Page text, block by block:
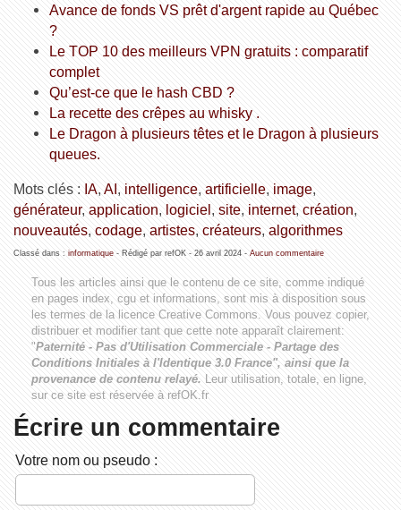
Avance de fonds VS prêt d'argent rapide au Québec
?
Le TOP 10 des meilleurs VPN gratuits : comparatif
complet
Qu’est-ce que le hash CBD ?
La recette des crêpes au whisky .
Le Dragon à plusieurs têtes et le Dragon à plusieurs
queues.
Mots clés : IA, AI , intelligence, artificielle, image,
générateur, application, logiciel , site, internet, création,
nouveautés, codage, artistes, créateurs, algorithmes
Classé dans : informatique- Rédigé par refOK - 26 avril 2024- Aucun commentaire
Tous les articles ainsi que le contenu de ce site, comme indiqué
en pages index, cgu et informations, sont mis à disposition sous
les termes de la licence Creative Commons. Vous pouvez copier,
distribuer et modifier tant que cette note apparaît clairement:
"Paternité - Pas d'Utilisation Commerciale - Partage des
Conditions Initiales à l'Identique 3.0 France", ainsi que la
provenance de contenu relayé. Leur utilisation, totale, en ligne,
sur ce site est réservée à refOK.fr
Écrire un commentaire
Votre nom ou pseudo :